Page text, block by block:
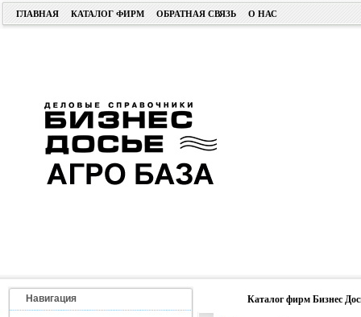
ГЛАВНАЯ КАТАЛОГ ФИРМ ОБРАТНАЯ СВЯЗЬ О НАС
Навигация Каталог фирм Бизнес